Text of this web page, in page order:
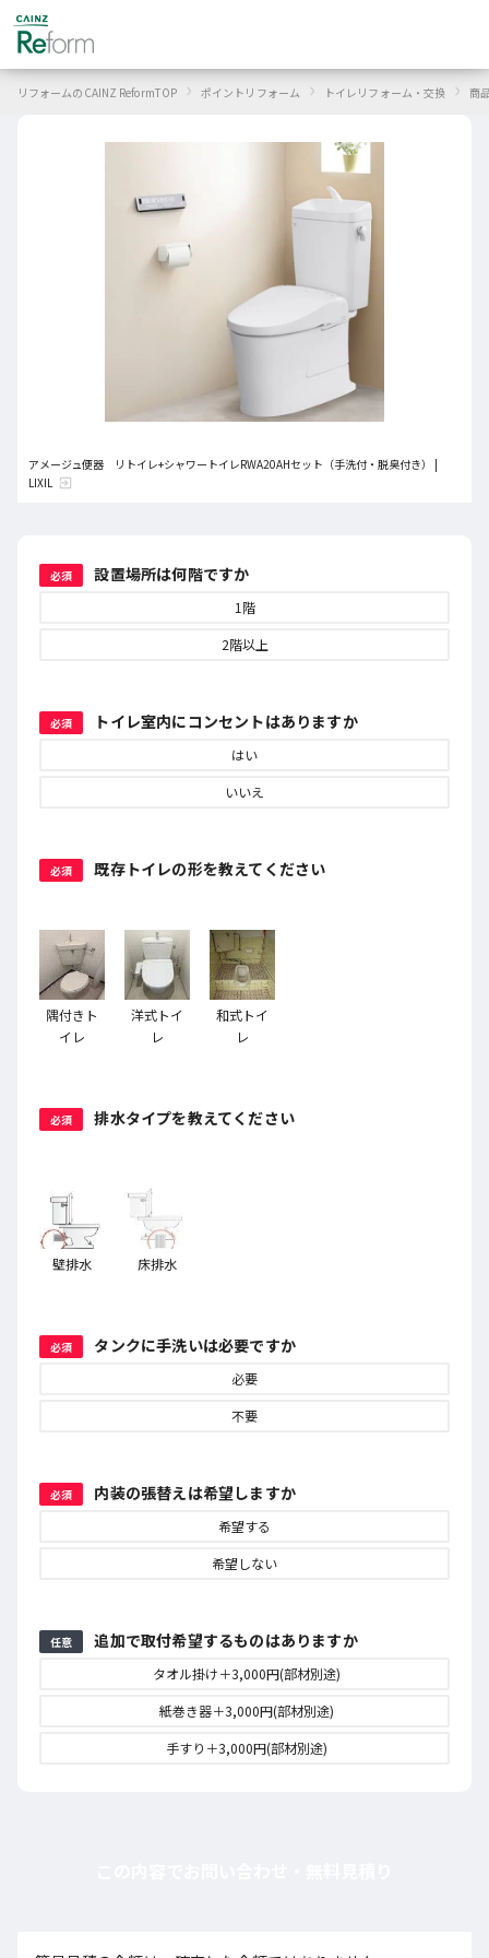
リフォームのCAINZ ReformTOP › ポイントリフォーム › トイレリフォーム・交換 › 商
アメージュ便器 リトイレ+シャワートイレRWA20AHセット（手洗付・脱臭付き） |
LIXIL exit_to_app
必須 設置場所は何階ですか
1階
2階以上
必須 トイレ室内にコンセントはありますか
はい
いいえ
必須 既存トイレの形を教えてください
隅付きト
イレ
洋式トイ
レ
和式トイ
レ
必須 排水タイプを教えてください
壁排水 床排水
必須 タンクに手洗いは必要ですか
必要
不要
必須 内装の張替えは希望しますか
希望する
希望しない
任意 追加で取付希望するものはありますか
タオル掛け＋3,000円(部材別途)
紙巻き器＋3,000円(部材別途)
手すり＋3,000円(部材別途)